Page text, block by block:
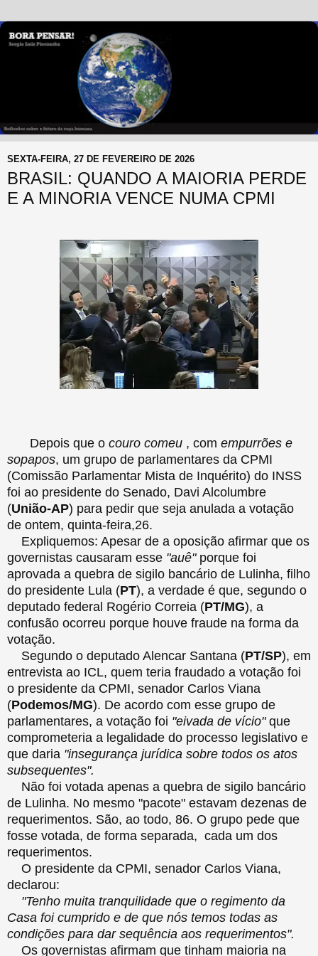
SEXTA-FEIRA, 27 DE FEVEREIRO DE 2026
BRASIL: QUANDO A MAIORIA PERDE
E A MINORIA VENCE NUMA CPMI
Depois que o couro comeu , com empurrões e
sopapos, um grupo de parlamentares da CPMI
(Comissão Parlamentar Mista de Inquérito) do INSS
foi ao presidente do Senado, Davi Alcolumbre
(União-AP) para pedir que seja anulada a votação
de ontem, quinta-feira,26.
Expliquemos: Apesar de a oposição afirmar que os
governistas causaram esse "auê"porque foi
aprovada a quebra de sigilo bancário de Lulinha, filho
do presidente Lula (PT), a verdade é que, segundo o
deputado federal Rogério Correia (PT/MG), a
confusão ocorreu porque houve fraude na forma da
votação.
Segundo o deputado Alencar Santana (PT/SP), em
entrevista ao ICL, quem teria fraudado a votação foi
o presidente da CPMI, senador Carlos Viana
(Podemos/MG). De acordo com esse grupo de
parlamentares, a votação foi "eivada de vício"que
comprometeria a legalidade do processo legislativo e
que daria "insegurança jurídica sobre todos os atos
subsequentes".
Não foi votada apenas a quebra de sigilo bancário
de Lulinha. No mesmo "pacote" estavam dezenas de
requerimentos. São, ao todo, 86. O grupo pede que
fosse votada, de forma separada, cada um dos
requerimentos.
O presidente da CPMI, senador Carlos Viana,
declarou:
"Tenho muita tranquilidade que o regimento da
Casa foi cumprido e de que nós temos todas as
condições para dar sequência aos requerimentos".
Os governistas afirmam que tinham maioria na